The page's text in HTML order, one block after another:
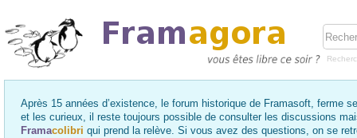
Après 15 années d’existence, le forum historique de Framasoft, ferme
et les curieux, il reste toujours possible de consulter les discussions
Framacolibri qui prend la relève. Si vous avez des questions, on se